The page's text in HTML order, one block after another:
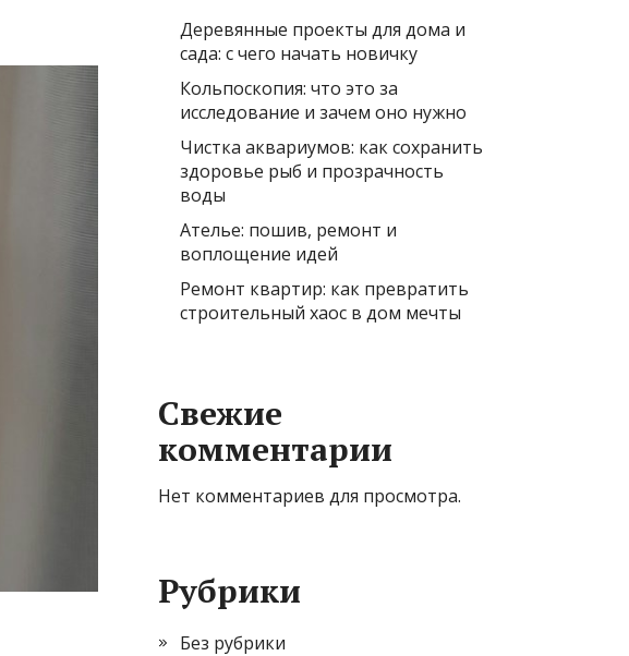
Деревянные проекты для дома и
сада: с чего начать новичку
Кольпоскопия: что это за
исследование и зачем оно нужно
Чистка аквариумов: как сохранить
здоровье рыб и прозрачность
воды
Ателье: пошив, ремонт и
воплощение идей
Ремонт квартир: как превратить
строительный хаос в дом мечты
Свежие
комментарии
Нет комментариев для просмотра.
Рубрики
Без рубрики